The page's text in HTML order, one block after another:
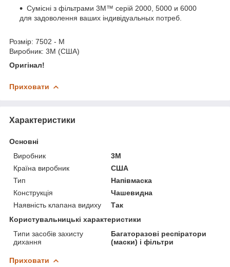
Сумісні з фільтрами 3M™ серій 2000, 5000 и 6000
для задоволення ваших індивідуальных потреб.
Розмір: 7502 - М
Виробник: 3М (США)
Оригінал!
Приховати
Характеристики
Основні
Виробник
3М
Країна виробник
США
Тип
Напівмаска
Конструкція
Чашевидна
Наявність клапана видиху
Так
Користувальницькі характеристики
Типи засобів захисту
дихання
Багаторазові респіратори
(маски) і фільтри
Приховати